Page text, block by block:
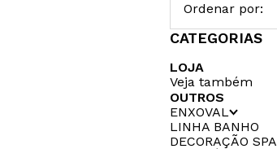
Ordenar por:
CATEGORIAS
LOJA
Veja também
OUTROS
ENXOVAL
LINHA BANHO
DECORAÇÃO SPA